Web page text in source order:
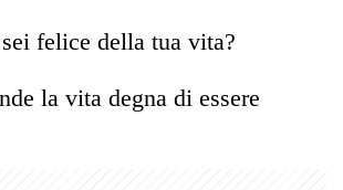
felice della tua vita?
la vita degna di essere